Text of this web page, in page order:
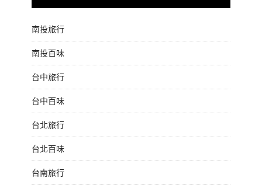
南投旅行
南投百味
台中旅行
台中百味
台北旅行
台北百味
台南旅行